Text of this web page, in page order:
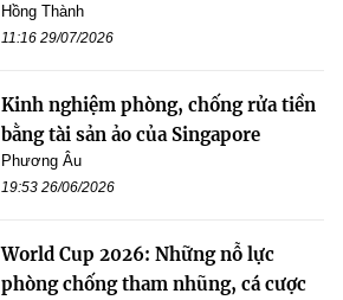
Hồng Thành
11:16 29/07/2026
Kinh nghiệm phòng, chống rửa tiền
bằng tài sản ảo của Singapore
Phương Âu
19:53 26/06/2026
World Cup 2026: Những nỗ lực
phòng chống tham nhũng, cá cược